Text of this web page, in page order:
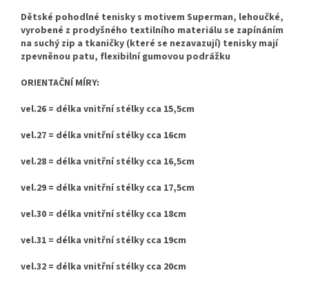
Dětské pohodlné tenisky s motivem Superman, lehoučké,
vyrobené z prodyšného textilního materiálu se zapínáním
na suchý zip a tkaničky (které se nezavazují) tenisky mají
zpevněnou patu, flexibilní gumovou podrážku
ORIENTAČNÍ MÍRY:
vel.26 = délka vnitřní stélky cca 15,5cm
vel.27 = délka vnitřní stélky cca 16cm
vel.28 = délka vnitřní stélky cca 16,5cm
vel.29 = délka vnitřní stélky cca 17,5cm
vel.30 = délka vnitřní stélky cca 18cm
vel.31 = délka vnitřní stélky cca 19cm
vel.32 = délka vnitřní stélky cca 20cm